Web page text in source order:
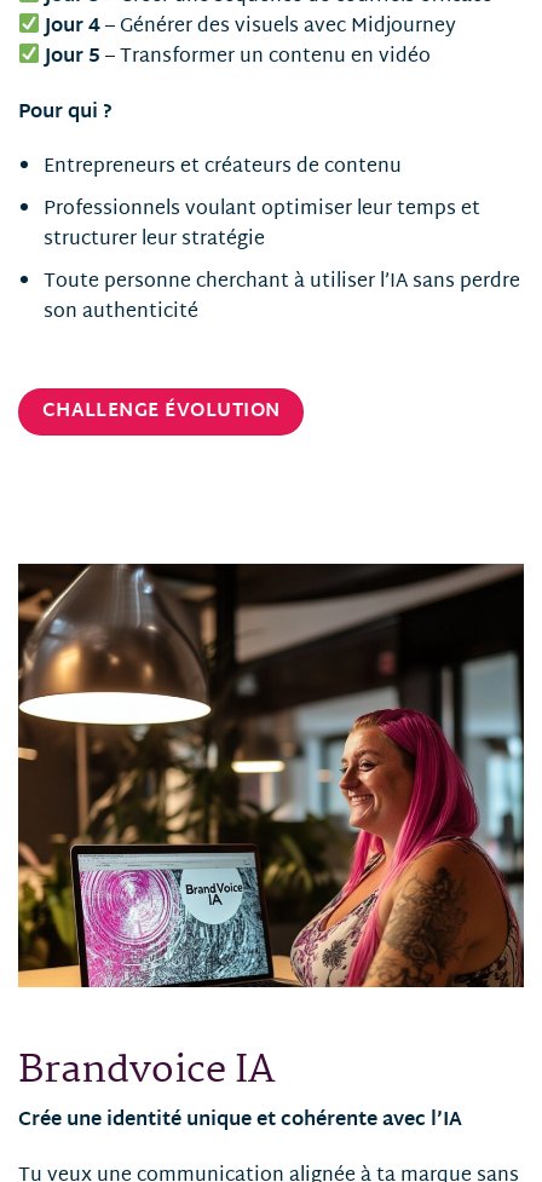
Jour 4– Générer des visuels avec Midjourney
Jour 5– Transformer un contenu en vidéo
Pour qui ?
Entrepreneurs et créateurs de contenu
Professionnels voulant optimiser leur temps et
structurer leur stratégie
Toute personne cherchant à utiliser l’IA sans perdre
son authenticité
CHALLENGE ÉVOLUTION
Brandvoice IA
Crée une identité unique et cohérente avec l’IA